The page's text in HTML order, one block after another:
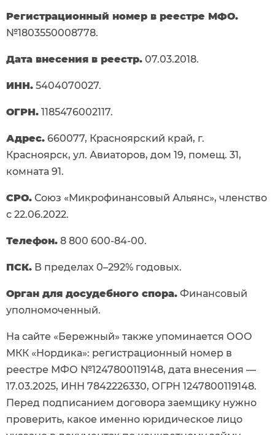
Регистрационный номер в реестре МФО.
№1803550008778.
Дата внесения в реестр. 07.03.2018.
ИНН. 5404070027.
ОГРН. 1185476002117.
Адрес. 660077, Красноярский край, г.
Красноярск, ул. Авиаторов, дом 19, помещ. 31,
комната 91.
СРО. Союз «Микрофинансовый Альянс», членство
с 22.06.2022.
Телефон. 8 800 600-84-00.
ПСК. В пределах 0–292% годовых.
Орган для досудебного спора. Финансовый
уполномоченный.
На сайте «Бережный» также упоминается ООО
МКК «Нордика»: регистрационный номер в
реестре МФО №1247800119148, дата внесения —
17.03.2025, ИНН 7842226330, ОГРН 1247800119148.
Перед подписанием договора заемщику нужно
проверить, какое именно юридическое лицо